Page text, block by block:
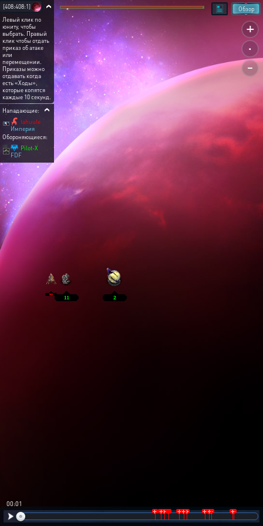
+
.
-
Обзор
[408:408:1]
Левый клик по
юниту, чтобы
выбрать. Правый
клик чтобы отдать
приказ об атаке
или
перемещении.
Приказы можно
отдавать когда
есть «Ходы»,
которые копятся
каждые 10 секунд.
Нападающие:
tahuule
Империя
Обороняющиеся:
Pilot-X
FDF
00:02